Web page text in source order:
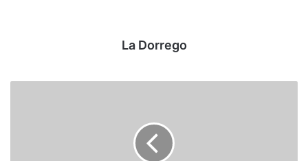
“Se le hizo una tomografía, dio bien y se lo dio en
donde vive”, destacaron voceros del nosocomio bahiense.
La Dorrego